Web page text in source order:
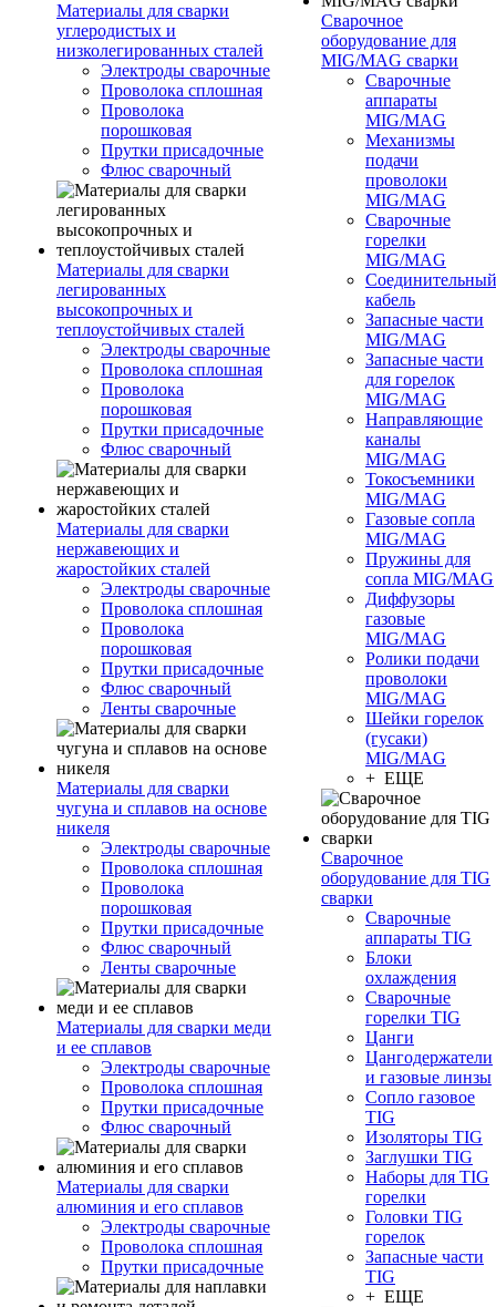
Материалы для сварки
углеродистых и
низколегированных сталей
Электроды сварочные
Проволока сплошная
Проволока
порошковая
Прутки присадочные
Флюс сварочный
Материалы для сварки
легированных
высокопрочных и
теплоустойчивых сталей
Электроды сварочные
Проволока сплошная
Проволока
порошковая
Прутки присадочные
Флюс сварочный
Материалы для сварки
нержавеющих и
жаростойких сталей
Электроды сварочные
Проволока сплошная
Проволока
порошковая
Прутки присадочные
Флюс сварочный
Ленты сварочные
Материалы для сварки
чугуна и сплавов на основе
никеля
Электроды сварочные
Проволока сплошная
Проволока
порошковая
Прутки присадочные
Флюс сварочный
Ленты сварочные
Материалы для сварки меди
и ее сплавов
Электроды сварочные
Проволока сплошная
Прутки присадочные
Флюс сварочный
Материалы для сварки
алюминия и его сплавов
Электроды сварочные
Проволока сплошная
Прутки присадочные
Сварочное
оборудование для
MIG/MAG сварки
Сварочные
аппараты
MIG/MAG
Механизмы
подачи
проволоки
MIG/MAG
Сварочные
горелки
MIG/MAG
Соединительный
кабель
Запасные части
MIG/MAG
Запасные части
для горелок
MIG/MAG
Направляющие
каналы
MIG/MAG
Токосъемники
MIG/MAG
Газовые сопла
MIG/MAG
Пружины для
сопла MIG/MAG
Диффузоры
газовые
MIG/MAG
Ролики подачи
проволоки
MIG/MAG
Шейки горелок
(гусаки)
MIG/MAG
+ ЕЩЕ
Сварочное
оборудование для TIG
сварки
Сварочные
аппараты TIG
Блоки
охлаждения
Сварочные
горелки TIG
Цанги
Цангодержатели
и газовые линзы
Сопло газовое
TIG
Изоляторы TIG
Заглушки TIG
Наборы для TIG
горелки
Головки TIG
горелок
Запасные части
TIG
+ ЕЩЕ